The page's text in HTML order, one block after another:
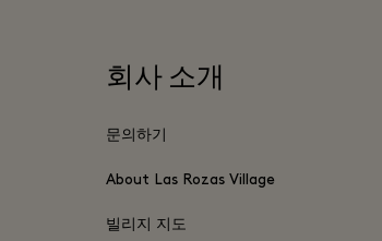
회사 소개
문의하기
About Las Rozas Village
빌리지 지도